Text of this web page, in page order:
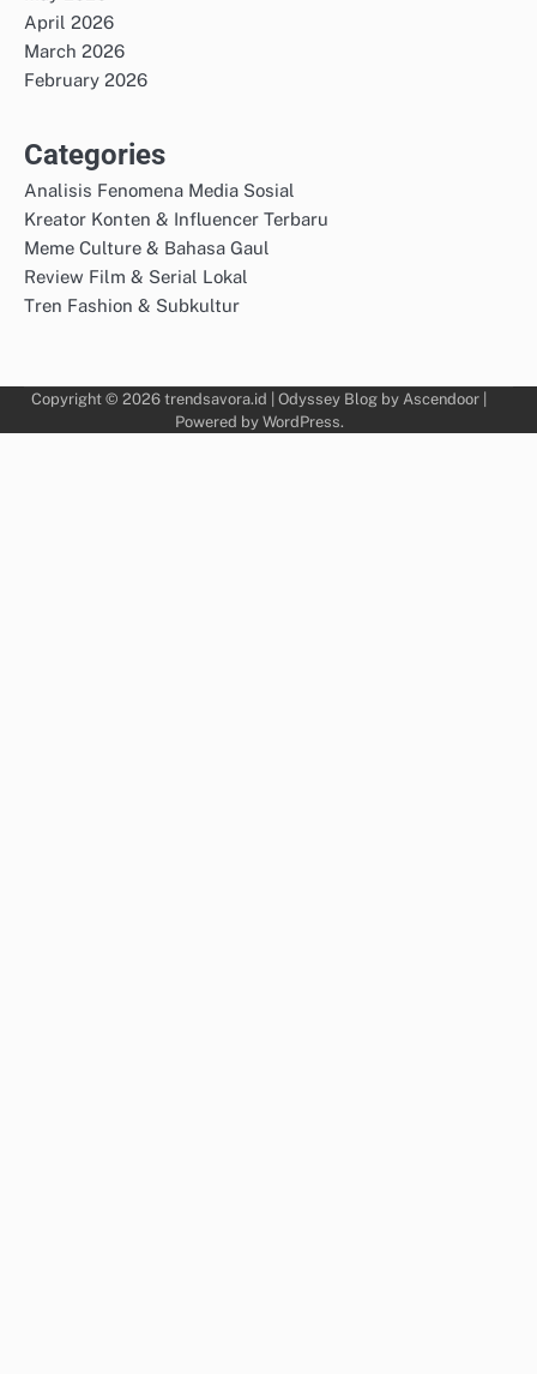
April 2026
March 2026
February 2026
Categories
Analisis Fenomena Media Sosial
Kreator Konten & Influencer Terbaru
Meme Culture & Bahasa Gaul
Review Film & Serial Lokal
Tren Fashion & Subkultur
Copyright © 2026 trendsavora.id | Odyssey Blog by Ascendoor
Powered by WordPress.